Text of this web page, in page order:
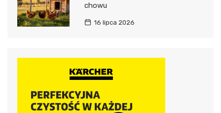
chowu
16 lipca 2026